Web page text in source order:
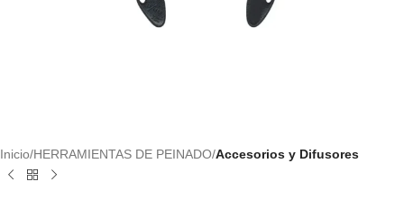
Inicio HERRAMIENTAS DE PEINADO Accesorios y Difusores